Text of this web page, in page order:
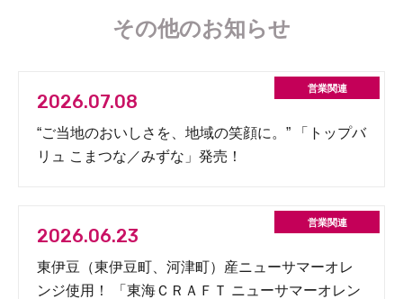
その他のお知らせ
2026.07.08
“ご当地のおいしさを、地域の笑顔に。” 「トップバ
リュ こまつな／みずな」発売！
2026.06.23
東伊豆（東伊豆町、河津町）産ニューサマーオレ
ンジ使用！ 「東海ＣＲＡＦＴ ニューサマーオレン